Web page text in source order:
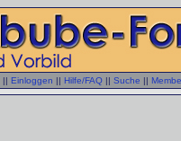
|| Einloggen || Hilfe/FAQ || Suche ||